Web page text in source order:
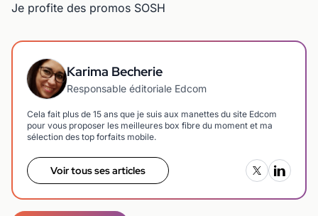
Je profite des promos SOSH
Karima Becherie
Responsable éditoriale Edcom
Cela fait plus de 15 ans que je suis aux manettes du site Edcom
pour vous proposer les meilleures box fibre du moment et ma
sélection des top forfaits mobile.
Voir tous ses articles